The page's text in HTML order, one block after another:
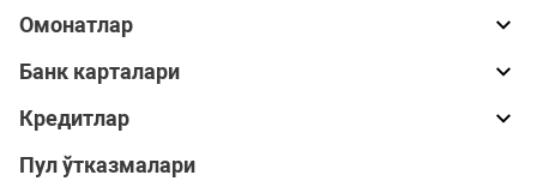
Омонатлар
Банк карталари
Кредитлар
Пул ўтказмалари